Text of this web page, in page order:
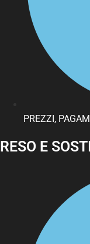
PREZZI,
RESO E